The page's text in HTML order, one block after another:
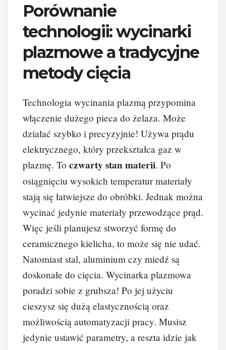
Porównanie
technologii: wycinarki
plazmowe a tradycyjne
metody cięcia
Technologia wycinania plazmą przypomina
włączenie dużego pieca do żelaza. Może
działać szybko i precyzyjnie! Używa prądu
elektrycznego, który przekształca gaz w
plazmę. To czwarty stan materii. Po
osiągnięciu wysokich temperatur materiały
stają się łatwiejsze do obróbki. Jednak można
wycinać jedynie materiały przewodzące prąd.
Więc jeśli planujesz stworzyć formę do
ceramicznego kielicha, to może się nie udać.
Natomiast stal, aluminium czy miedź są
doskonałe do cięcia. Wycinarka plazmowa
poradzi sobie z grubsza! Po jej użyciu
cieszysz się dużą elastycznością oraz
możliwością automatyzacji pracy. Musisz
jedynie ustawić parametry, a reszta idzie jak